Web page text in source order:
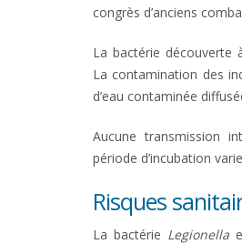
congrès d’anciens
La bactérie découverte
La contamination des
d’eau contaminée
Aucune transmission
période d’incubation
Risques
La bactérie Legionella